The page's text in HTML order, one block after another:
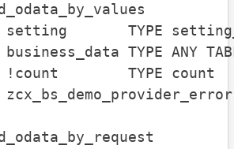
setting       TYPE
business_data TYPE ANY
TYPE count